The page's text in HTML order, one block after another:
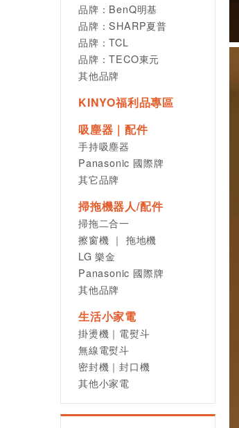
品牌：BenQ明基
品牌：SHARP夏普
品牌：TCL
品牌：TECO東元
其他品牌
KINYO福利品專區
吸塵器｜配件
手持吸塵器
Panasonic 國際牌
其它品牌
掃拖機器人/配件
掃拖二合一
擦窗機 ｜ 拖地機
LG 樂金
Panasonic 國際牌
其他品牌
生活小家電
掛燙機｜電熨斗
無線電熨斗
密封機｜封口機
其他小家電